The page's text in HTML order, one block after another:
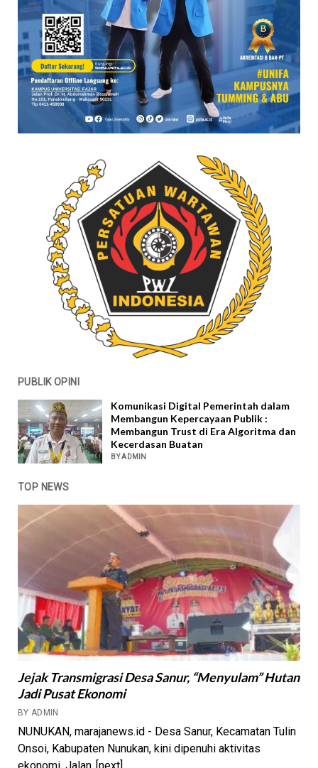
PUBLIK OPINI
Komunikasi Digital Pemerintah dalam
Membangun Kepercayaan Publik :
Membangun Trust di Era Algoritma dan
Kecerdasan Buatan
BY ADMIN
TOP NEWS
Jejak Transmigrasi Desa Sanur, “Menyulam” Hutan
Jadi Pusat Ekonomi
BY ADMIN
NUNUKAN, marajanews.id - Desa Sanur, Kecamatan Tulin
Onsoi, Kabupaten Nunukan, kini dipenuhi aktivitas